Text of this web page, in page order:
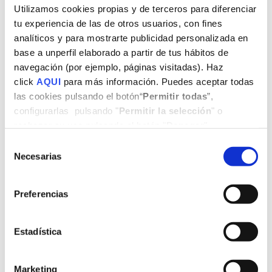
Utilizamos cookies propias y de terceros para diferenciar
tu experiencia de las de otros usuarios, con fines
analíticos y para mostrarte publicidad personalizada en
base a unperfil elaborado a partir de tus hábitos de
navegación (por ejemplo, páginas visitadas). Haz
click AQUI para más información. Puedes aceptar todas
las cookies pulsando el botón“Permitir todas”,
configurarlas pulsando "Permitir la selección" o
Necesarias
Preferencias
Estadística
Marketing